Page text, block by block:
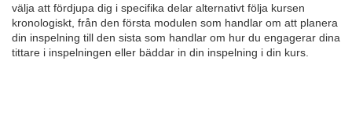
e
s
välja att fördjupa dig i specifika delar alternativt följa kursen
kronologiskt, från den första modulen som handlar om att planera
din inspelning till den sista som handlar om hur du engagerar dina
tittare i inspelningen eller bäddar in din inspelning i din kurs.